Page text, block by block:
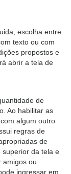
escolha entre
texto ou com
propostos e
abrir a tela de
de
Ao habilitar as
algum outro
regras de
de
superior da tela e
amigos ou
ingressar em